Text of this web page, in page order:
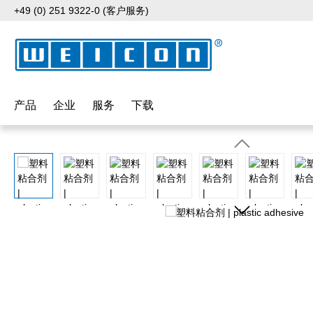
to main content
Skip to search
Skip to main navigation
+49 (0) 251 9322-0 (客户服务)
产品 企业 服务 下载
Skip image gallery